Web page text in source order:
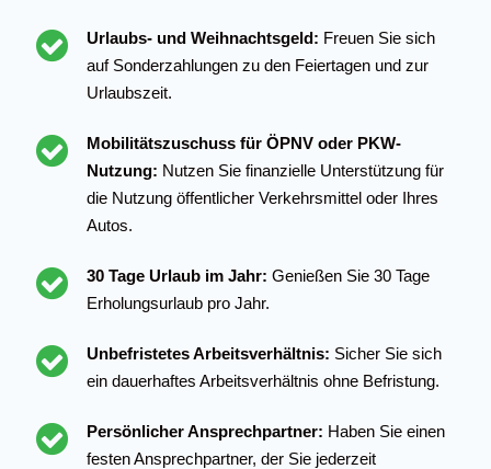
Urlaubs- und Weihnachtsgeld: Freuen Sie sich
auf Sonderzahlungen zu den Feiertagen und zur
Urlaubszeit.
Mobilitätszuschuss für ÖPNV oder PKW-
Nutzung: Nutzen Sie finanzielle Unterstützung für
die Nutzung öffentlicher Verkehrsmittel oder Ihres
Autos.
30 Tage Urlaub im Jahr: Genießen Sie 30 Tage
Erholungsurlaub pro Jahr.
Unbefristetes Arbeitsverhältnis: Sicher Sie sich
ein dauerhaftes Arbeitsverhältnis ohne Befristung.
Persönlicher Ansprechpartner: Haben Sie einen
festen Ansprechpartner, der Sie jederzeit